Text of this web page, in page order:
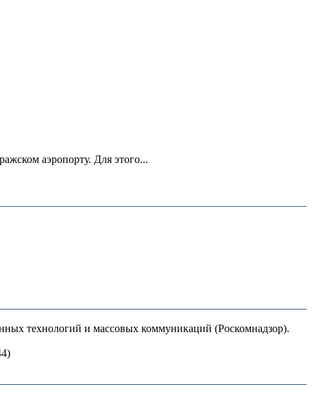
аэропорту. Для этого...
технологий и массовых коммуникаций (Роскомнадзор).